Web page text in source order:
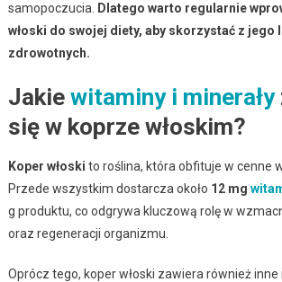
samopoczucia.
Dlatego warto regularnie
włoski do swojej diety, aby skorzystać z jego
zdrowotnych.
Jakie witaminy i minerały
się w koprze włoskim?
Koper włoski to roślina, która obfituje w cenne
Przede wszystkim dostarcza około 12 mg
g produktu, co odgrywa kluczową rolę w
oraz regeneracji organizmu.
Oprócz tego, koper włoski zawiera również inne